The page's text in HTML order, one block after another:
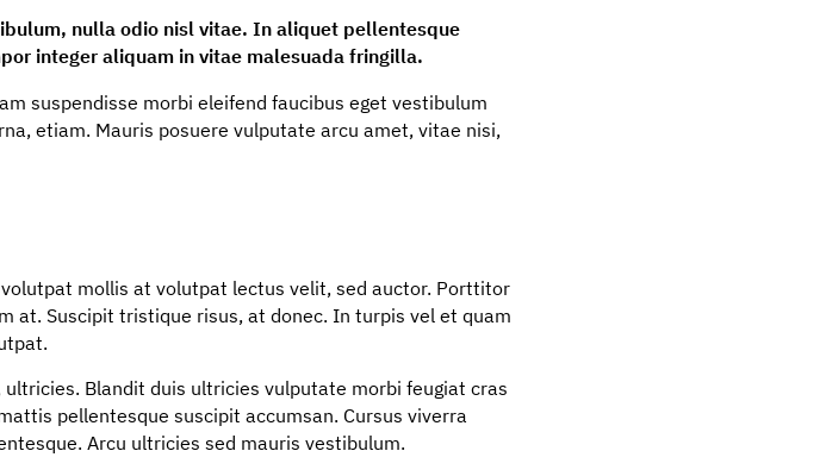
nulla odio nisl vitae. In aliquet pellentesque
integer aliquam in vitae malesuada fringilla.
suspendisse morbi eleifend faucibus eget vestibulum
etiam. Mauris posuere vulputate arcu amet, vitae nisi,
mollis at volutpat lectus velit, sed auctor. Porttitor
at. Suscipit tristique risus, at donec. In turpis vel et quam
Blandit duis ultricies vulputate morbi feugiat cras
pellentesque suscipit accumsan. Cursus viverra
Arcu ultricies sed mauris vestibulum.